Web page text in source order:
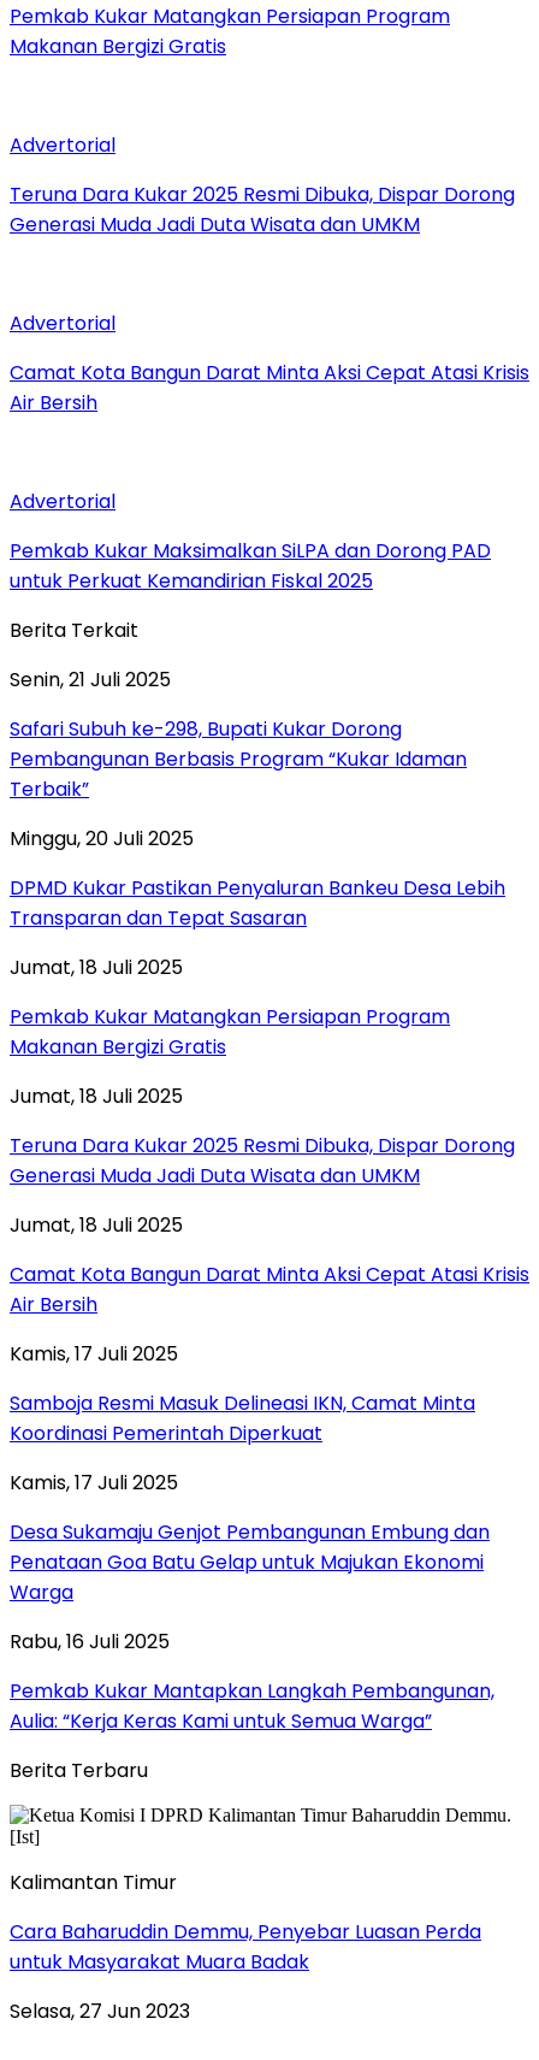
Pemkab Kukar Matangkan Persiapan Program
Makanan Bergizi Gratis
Advertorial
Teruna Dara Kukar 2025 Resmi Dibuka, Dispar Dorong
Generasi Muda Jadi Duta Wisata dan UMKM
Advertorial
Camat Kota Bangun Darat Minta Aksi Cepat Atasi Krisis
Air Bersih
Advertorial
Pemkab Kukar Maksimalkan SiLPA dan Dorong PAD
untuk Perkuat Kemandirian Fiskal 2025
Berita Terkait
Senin, 21 Juli 2025
Safari Subuh ke-298, Bupati Kukar Dorong
Pembangunan Berbasis Program “Kukar Idaman
Terbaik”
Minggu, 20 Juli 2025
DPMD Kukar Pastikan Penyaluran Bankeu Desa Lebih
Transparan dan Tepat Sasaran
Jumat, 18 Juli 2025
Pemkab Kukar Matangkan Persiapan Program
Makanan Bergizi Gratis
Jumat, 18 Juli 2025
Teruna Dara Kukar 2025 Resmi Dibuka, Dispar Dorong
Generasi Muda Jadi Duta Wisata dan UMKM
Jumat, 18 Juli 2025
Camat Kota Bangun Darat Minta Aksi Cepat Atasi Krisis
Air Bersih
Kamis, 17 Juli 2025
Samboja Resmi Masuk Delineasi IKN, Camat Minta
Koordinasi Pemerintah Diperkuat
Kamis, 17 Juli 2025
Desa Sukamaju Genjot Pembangunan Embung dan
Penataan Goa Batu Gelap untuk Majukan Ekonomi
Warga
Rabu, 16 Juli 2025
Pemkab Kukar Mantapkan Langkah Pembangunan,
Aulia: “Kerja Keras Kami untuk Semua Warga”
Berita Terbaru
Kalimantan Timur
Cara Baharuddin Demmu, Penyebar Luasan Perda
untuk Masyarakat Muara Badak
Selasa, 27 Jun 2023